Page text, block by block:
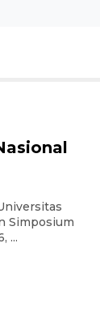
Simposium
...